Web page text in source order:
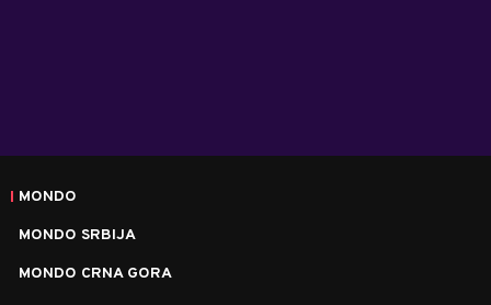
MONDO
MONDO SRBIJA
MONDO CRNA GORA